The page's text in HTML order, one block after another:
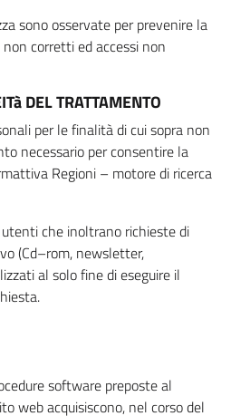
sono osservate per prevenire la
corretti ed accessi non
DEL TRATTAMENTO
per le finalità di cui sopra non
necessario per consentire la
Regioni – motore di ricerca
che inoltrano richieste di
(Cd–rom, newsletter,
al solo fine di eseguire il
software preposte al
web acquisiscono, nel corso del